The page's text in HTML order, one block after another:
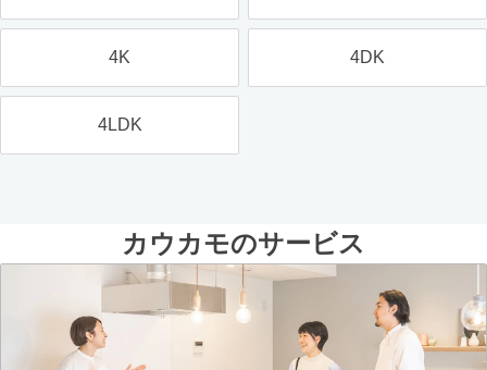
4K 4DK
4LDK
カウカモのサービス